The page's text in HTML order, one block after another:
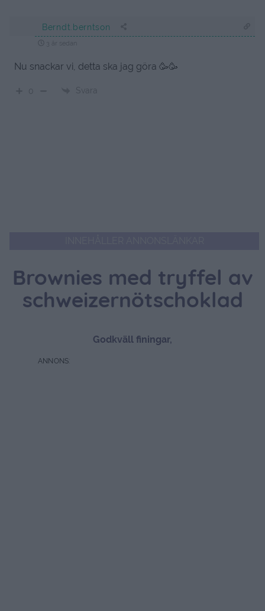
Berndt.berntson
3 år sedan
Nu snackar vi, detta ska jag göra 🥳🥳
Svara
Brownies med tryffel av
schweizernötschoklad
Godkväll finingar,